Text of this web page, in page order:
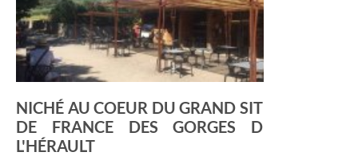
NICHÉ AU COEUR DU GRAND SITE
DE FRANCE DES GORGES DE
L'HÉRAULT